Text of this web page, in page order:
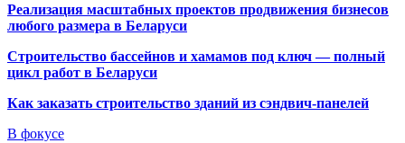
Реализация масштабных проектов продвижения бизнесов
любого размера в Беларуси
Строительство бассейнов и хамамов под ключ — полный
цикл работ в Беларуси
Как заказать строительство зданий из сэндвич-панелей
В фокусе